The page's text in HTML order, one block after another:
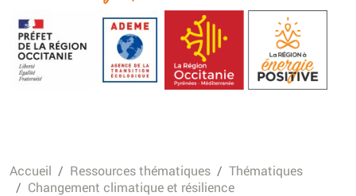
TOTEn Occitanie | Territoires
d’Occitanie pour la Transition
Energétique
Accueil Ressources thématiques
Thématiques
Changement climatique et résilience